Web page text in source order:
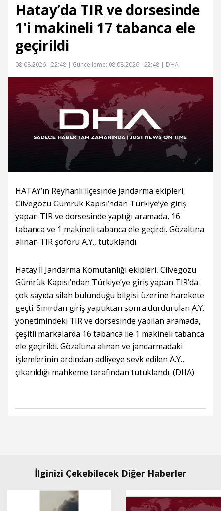
Hatay’da TIR ve dorsesinde
1'i makineli 17 tabanca ele
geçirildi
08.08.2026 - 22:48 | Güncelleme: 08.08.2026 - 22:48 | DHA
HATAY’ın Reyhanlı ilçesinde jandarma ekipleri,
Cilvegözü Gümrük Kapısı’ndan Türkiye’ye giriş
yapan TIR ve dorsesinde yaptığı aramada, 16
tabanca ve 1 makineli tabanca ele geçirdi. Gözaltına
alınan TIR şoförü A.Y., tutuklandı.
Hatay İl Jandarma Komutanlığı ekipleri, Cilvegözü
Gümrük Kapısı’ndan Türkiye’ye giriş yapan TIR’da
çok sayıda silah bulunduğu bilgisi üzerine harekete
geçti. Sınırdan giriş yaptıktan sonra durdurulan A.Y.
yönetimindeki TIR ve dorsesinde yapılan aramada,
çeşitli markalarda 16 tabanca ile 1 makineli tabanca
ele geçirildi. Gözaltına alınan ve jandarmadaki
işlemlerinin ardından adliyeye sevk edilen A.Y.,
çıkarıldığı mahkeme tarafından tutuklandı. (DHA)
İlginizi Çekebilecek Diğer Haberler